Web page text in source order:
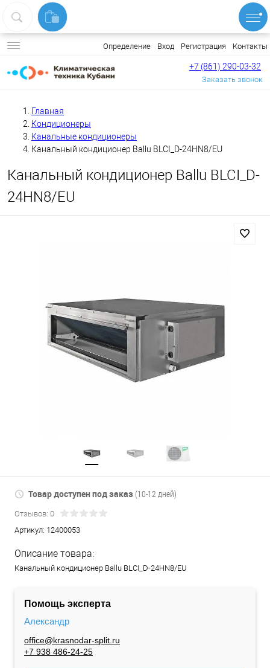
Определение Вход Регистрация Контакты
+7 (861) 290-03-32
Заказать звонок
Главная
Кондиционеры
Канальные кондиционеры
Канальный кондиционер Ballu BLCI_D-24HN8/EU
Канальный кондиционер Ballu BLCI_D-
24HN8/EU
Товар доступен под заказ (10-12 дней)
Отзывов: 0
Артикул: 12400053
Описание товара:
Канальный кондиционер Ballu BLCI_D-24HN8/EU
Помощь эксперта
Александр
office@krasnodar-split.ru
+7 938 486-24-25